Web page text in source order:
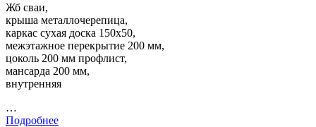
Жб сваи,
крыша металлочерепица,
каркас сухая доска 150х50,
межэтажное перекрытие 200 мм,
цоколь 200 мм профлист,
мансарда 200 мм,
внутренняя
…
Подробнее